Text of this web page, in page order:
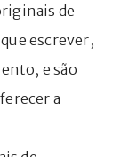
de
escrever,
e são
a